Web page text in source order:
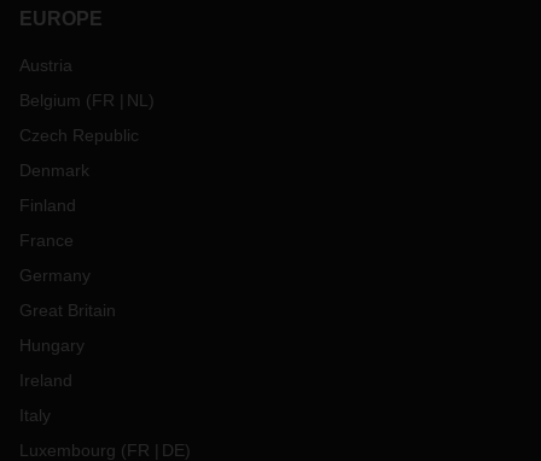
EUROPE
Austria
Belgium (FR NL )
Czech Republic
Denmark
Finland
France
Germany
Great Britain
Hungary
Ireland
Italy
Luxembourg (FR DE)